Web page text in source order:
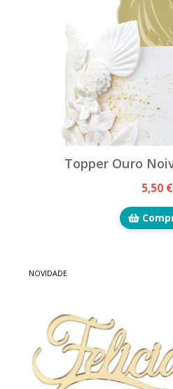
Topper Ouro
5,50 €
NOVIDADE